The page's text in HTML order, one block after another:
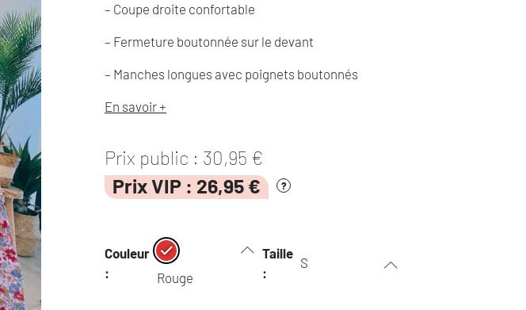
– Coupe droite confortable
– Fermeture boutonnée sur le devant
– Manches longues avec poignets boutonnés
En savoir +
Prix public : 30,95 €
Prix VIP : 26,95 € ?
Couleur
:
Rouge
Taille
:
S